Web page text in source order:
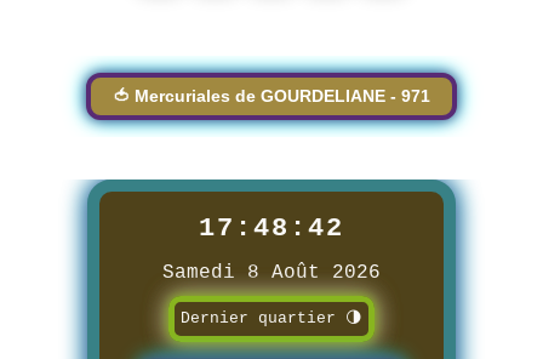
🍅 Mercuriales de GOURDELIANE - 971
17:48:43
Samedi 8 Août 2026
Dernier quartier 🌗